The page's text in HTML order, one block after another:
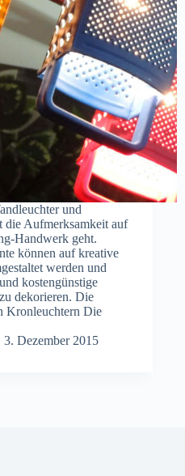
und
die Aufmerksamkeit auf
Handwerk geht.
können auf kreative
werden und
kostengünstige
dekorieren. Die
Kronleuchtern Die
3. Dezember 2015